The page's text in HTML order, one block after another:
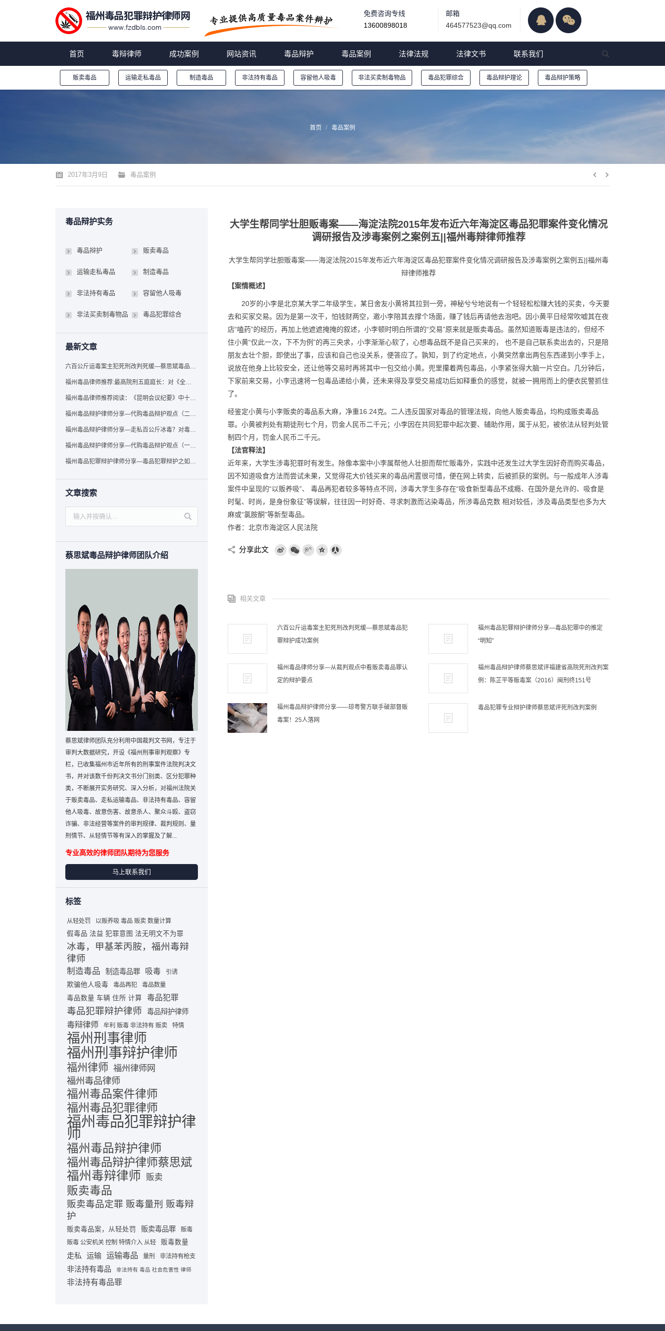
免费咨询专线
13600898018
邮箱
464577523@qq.com
首页 毒辩律师 成功案例 网站资讯 毒品辩护 毒品案例 法律法规 法律文书 联系我们
贩卖毒品 运输走私毒品 制造毒品 非法持有毒品 容留他人吸毒 非法买卖制毒物品 毒品犯罪综合 毒品辩护理论 毒品辩护策略
首页 毒品案例
2017年3月9日 毒品案例
大学生帮同学壮胆贩毒案——海淀法院2015年发布近六年海淀区毒品犯罪案件变化情况
调研报告及涉毒案例之案例五||福州毒辩律师推荐
大学生帮同学壮胆贩毒案——海淀法院2015年发布近六年海淀区毒品犯罪案件变化情况调研报告及涉毒案例之案例五||福州毒
辩律师推荐
【案情概述】
20岁的小李是北京某大学二年级学生，某日舍友小黄将其拉到一旁，神秘兮兮地说有一个轻轻松松赚大钱的买卖，今天要
去和买家交易。因为是第一次干，怕钱财两空，邀小李陪其去撑个场面，赚了钱后再请他去泡吧。因小黄平日经常吹嘘其在夜
店“嗑药”的经历，再加上他遮遮掩掩的叙述，小李顿时明白所谓的“交易”原来就是贩卖毒品。虽然知道贩毒是违法的，但经不
住小黄“仅此一次，下不为例”的再三央求，小李渐渐心软了，心想毒品既不是自己买来的， 也不是自己联系卖出去的，只是陪
朋友去壮个胆，即使出了事，应该和自己也没关系，便答应了。孰知，到了约定地点，小黄突然拿出两包东西递到小李手上，
说放在他身上比较安全，还让他等交易时再将其中一包交给小黄。兜里攥着两包毒品，小李紧张得大脑一片空白。几分钟后，
下家前来交易，小李迅速将一包毒品递给小黄，还未来得及享受交易成功后如释重负的感觉，就被一拥用而上的便衣民警抓住
了。
经鉴定小黄与小李贩卖的毒品系大麻，净重16.24克。二人违反国家对毒品的管理法规，向他人贩卖毒品，均构成贩卖毒品
罪。小黄被判处有期徒刑七个月，罚金人民币二千元；小李因在共同犯罪中起次要、辅助作用，属于从犯，被依法从轻判处管
制四个月，罚金人民币二千元。
【法官释法】
近年来，大学生涉毒犯罪时有发生。除像本案中小李属帮他人壮胆而帮忙贩毒外，实践中还发生过大学生因好奇而购买毒品，
因不知道吸食方法而尝试未果，又觉得花大价钱买来的毒品闲置很可惜，便在网上转卖，后被抓获的案例。与一般成年人涉毒
案件中呈现的“以贩养吸”、 毒品再犯者较多等特点不同，涉毒大学生多存在“吸食新型毒品不成瘾、在国外是允许的、吸食是
时髦、时尚，是身份象征”等误解，往往因一时好奇、寻求刺激而沾染毒品，所涉毒品克数 相对较低，涉及毒品类型也多为大
麻或“氯胺酮”等新型毒品。
作者： 北京市海淀区人民法院
分享此文
相关文章
六百公斤运毒案主犯死刑改判死缓—蔡思斌毒品犯
罪辩护成功案例
福州毒品犯罪辩护律师分享—毒品犯罪中的推定
“明知”
福州毒品律师分享—从裁判观点中看贩卖毒品罪认
定的辩护要点
福州毒品辩护律师蔡思斌评福建省高院死刑改判案
例：陈芷平等贩毒案（2016）闽刑终151号
福州毒品辩护律师分享——琼粤警方联手破部督贩
毒案！25人落网
毒品犯罪专业辩护律师蔡思斌评死刑改判案例
毒品辩护实务
毒品辩护 贩卖毒品
运输走私毒品 制造毒品
非法持有毒品 容留他人吸毒
非法买卖制毒物品 毒品犯罪综合
最新文章
六百公斤运毒案主犯死刑改判死缓—蔡思斌毒品犯罪辩护成功案例
福州毒品律师推荐:最高院刑五庭庭长：对《全国法院毒品案件审判工作会议纪要》的理解与适用
福州毒品律师推荐阅读：《昆明会议纪要》中十个“意想不到”的规定
福州毒品辩护律师分享—代购毒品辩护观点（二）——“牟利”之辩
福州毒品辩护律师分享—走私百公斤冰毒？对毒品缺失型走私毒品罪案件，该如何有效辩护
福州毒品辩护律师分享—代购毒品辩护观点（一）——“真假”之辩
福州毒品犯罪辩护律师分享—毒品犯罪辩护之如何提炼言辞证据
文章搜索
蔡思斌毒品辩护律师团队介绍
蔡思斌律师团队充分利用中国裁判文书网，专注于
审判大数据研究，开设《福州刑事审判观察》专
栏，已收集福州市近年所有的刑事案件法院判决文
书，并对该数千份判决文书分门别类、区分犯罪种
类，不断展开实务研究、深入分析，对福州法院关
于贩卖毒品、走私运输毒品、非法持有毒品、容留
他人吸毒、故意伤害、故意杀人、聚众斗殴、盗窃
诈骗、非法经营等案件的审判规律、裁判规则、量
刑情节、从轻情节等有深入的掌握及了解...
专业高效的律师团队期待为您服务
马上联系我们
标签
从轻处罚 以贩养吸 毒品 贩卖 数量计算
假毒品 法益 犯罪意图 法无明文不为罪
冰毒，甲基苯丙胺，福州毒辩
律师
制造毒品 制造毒品罪 吸毒 引诱
欺骗他人吸毒 毒品再犯 毒品数量
毒品数量 车辆 住所 计算 毒品犯罪
毒品犯罪辩护律师 毒品辩护律师
毒辩律师 牟利 贩毒 非法持有 贩卖 特情
福州刑事律师
福州刑事辩护律师
福州律师 福州律师网
福州毒品律师
福州毒品案件律师
福州毒品犯罪律师
福州毒品犯罪辩护律
师
福州毒品辩护律师
福州毒品辩护律师蔡思斌
福州毒辩律师 贩卖
贩卖毒品
贩卖毒品定罪 贩毒量刑 贩毒辩
护
贩卖毒品案，从轻处罚 贩卖毒品罪
贩毒
贩毒 公安机关 控制 特情介入 从轻
贩毒数量
走私 运输 运输毒品 量刑 非法持有枪支
非法持有毒品 非法持有 毒品 社会危害性 律师
非法持有毒品罪